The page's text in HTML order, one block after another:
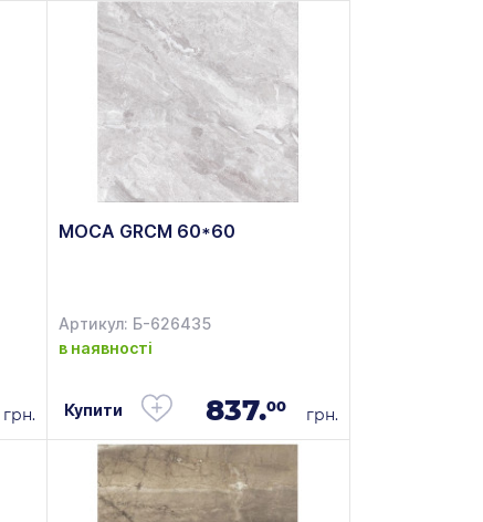
грн.
MOCA GRCM 60*60
Артикул: Б-626435
в наявності
Купити 837.00 грн.